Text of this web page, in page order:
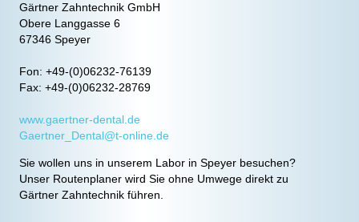
Gärtner Zahntechnik GmbH
Obere Langgasse 6
67346 Speyer
Fon: +49-(0)06232-76139
Fax: +49-(0)06232-28769
www.gaertner-dental.de
Gaertner_Dental@t-online.de
Sie wollen uns in unserem Labor in Speyer besuchen?
Unser Routenplaner wird Sie ohne Umwege direkt zu
Gärtner Zahntechnik führen.